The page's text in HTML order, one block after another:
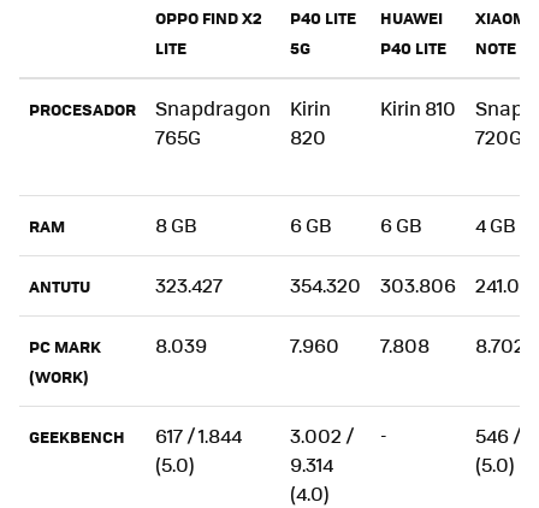
OPPO FIND X2
LITE
P40 LITE
5G
HUAWEI
P40 LITE
XIAOMI
NOTE
PROCESADOR
Snapdragon
765G
Kirin
820
Kirin 810
720G
RAM 8 GB 6 GB 6 GB 4 GB
ANTUTU 323.427 354.320 303.806
PC MARK
(WORK)
8.039 7.960 7.808 8.702
GEEKBENCH
617 / 1.844
(5.0)
3.002 /
9.314
(4.0)
-
546 /
(5.0)